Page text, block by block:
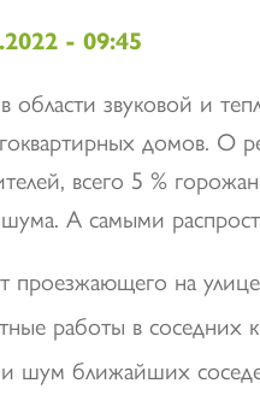
- 09:45
области звуковой и
домов. О
всего 5 %
А самыми
проезжающего на
работы в соседних
и шум ближайших